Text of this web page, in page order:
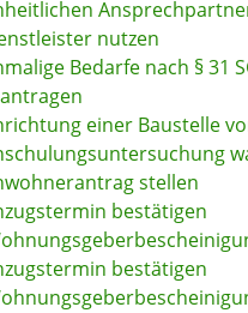
nutzen
Bedarfe nach § 31
einer Baustelle
stellen
bestätigen
bestätigen